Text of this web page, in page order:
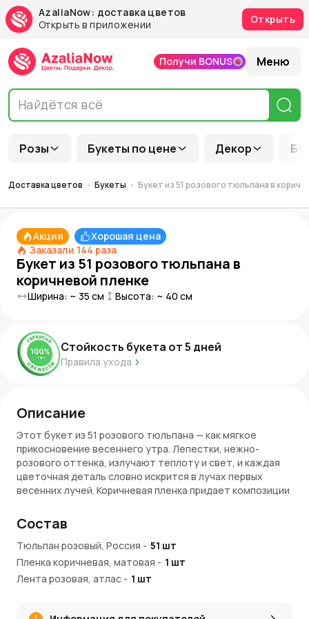
AzaliaNow: доставка цветов
Открыть в приложении
Открыть
Розы Букеты по цене Декор
Получи BONUS Меню
Доставка цветов Букеты Букет из 51 розового тюльпана в
Акция
Хорошая цена
Заказали 144 раза
Букет из 51 розового тюльпана в
коричневой пленке
Ширина: ~ 35 см Высота: ~ 40 см
Стойкость букета от5 дней
Правила ухода
Описание
Этот букет из 51 розового тюльпана — как мягкое
прикосновение весеннего утра. Лепестки, нежно-
розового оттенка, излучают теплоту и свет, и каждая
цветочная деталь словно искрится в лучах первых
весенних лучей. Коричневая пленка придает композиции
Эти тюльпаны напоминают о простоте и элегантности,
где каждый элемент прекрасно сочетается, создавая
ощущение завершенности и тепла.
Розовые тюльпаны — символ любви и гармонии
Состав
Тюльпан розовый, Россия - 51 шт
Пленка коричневая, матовая - 1 шт
Лента розовая, атлас - 1 шт